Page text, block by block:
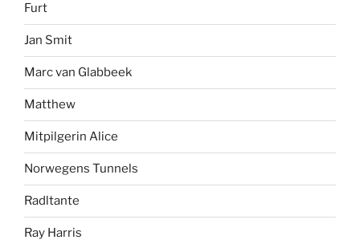
Furt
Jan Smit
Marc van Glabbeek
Matthew
Mitpilgerin Alice
Norwegens Tunnels
Radltante
Ray Harris